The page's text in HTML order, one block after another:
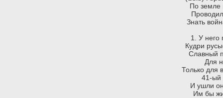
По земле
Знать
1. У него
Кудри
Славный
Для
Только для
41-ый
И ушли
Им бы